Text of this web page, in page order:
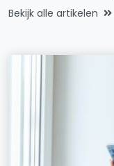
Bekijk alle artikelen